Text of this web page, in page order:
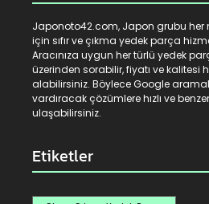
Japonoto42.com, Japon grubu
için sıfır ve çıkma yedek parça
Aracınıza uygun her türlü yedek
üzerinden sorabilir, fiyatı ve kalitesi
alabilirsiniz. Böylece Google
vardıracak çözümlere hızlı ve
ulaşabilirsiniz.
Etiketler